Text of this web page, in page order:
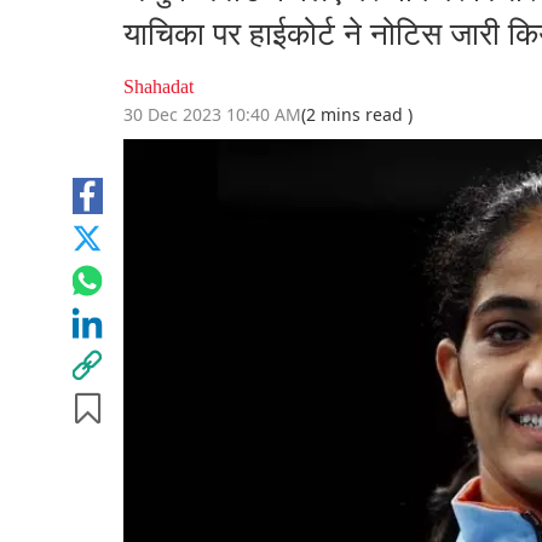
याचिका पर हाईकोर्ट ने नोटिस जारी
Shahadat
30 Dec 2023 10:40 AM(2 mins read )